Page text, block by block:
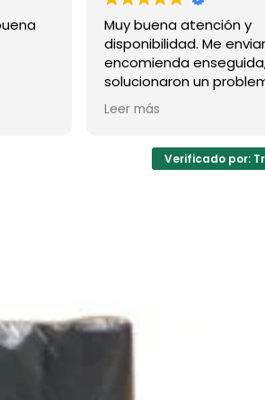
Muy buena atención y
disponibilidad. Me enviaron la
encomienda enseguida, y me
solucionaron un problema que
tuve con la compra (por mi lado,
no por la de ellos)
Verificado por: